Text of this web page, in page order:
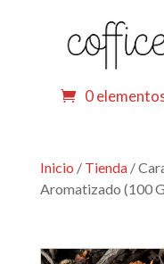
0
Inicio / Tienda/
Aromatizado (100